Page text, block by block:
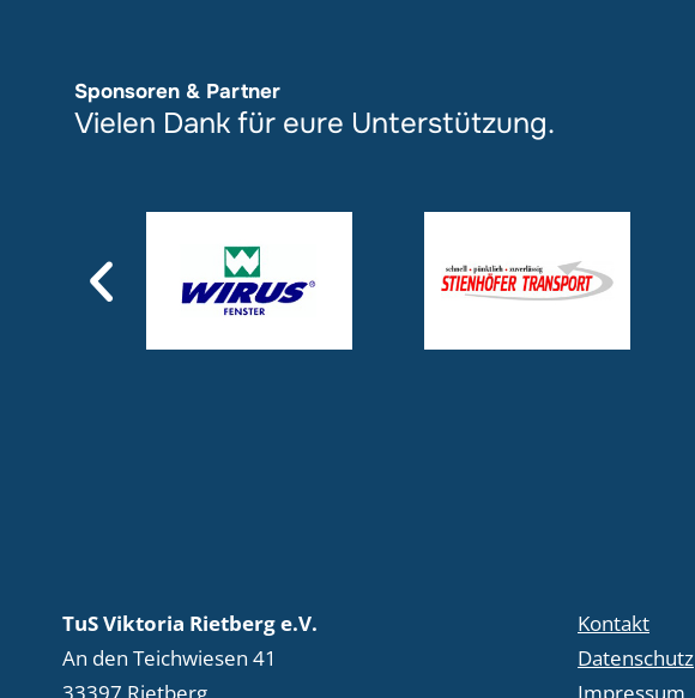
Sponsoren & Partner
Vielen Dank für eure Unterstützung.
TuS Viktoria Rietberg e.V.
An den Teichwiesen 41
33397 Rietberg
Kontakt
Datenschutz
Impressum